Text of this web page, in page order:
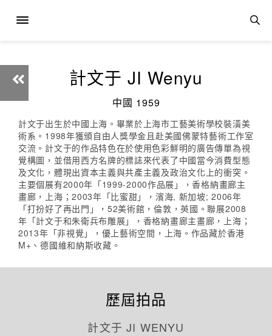
計文于 JI Wenyu
中國 1959
計文于出生於中國上海。畢業於上海市工藝美術學校裝潢美
術系。1998年獲頒自由人獎學金且赴美國佛蒙特藝術工作室
交流。計文于的作品特色在於使用色彩鮮明的廣告傳單為視
覺構圖，並借用西方名牌的標誌來代表了中國當今消費型態
及文化，體現出資本主義與共產主義及政治文化上的衝突。
主要個展有2000年「1999-2000作品展」，香格納畫廊主
畫廊，上海；2003年「比蜜甜」，濱海, 新加坡; 2006年
「打扮好了再出門」，52美術館，倫敦，英國。聯展2008
年「計文于和朱衛兵布雕展」，香格納畫廊主畫廊，上海；
2013年「非視覺」，優上藝術空間，上海。作品藏於香港
M+、德國維和納斯收藏。
歷屆拍品
計文于 JI WENYU